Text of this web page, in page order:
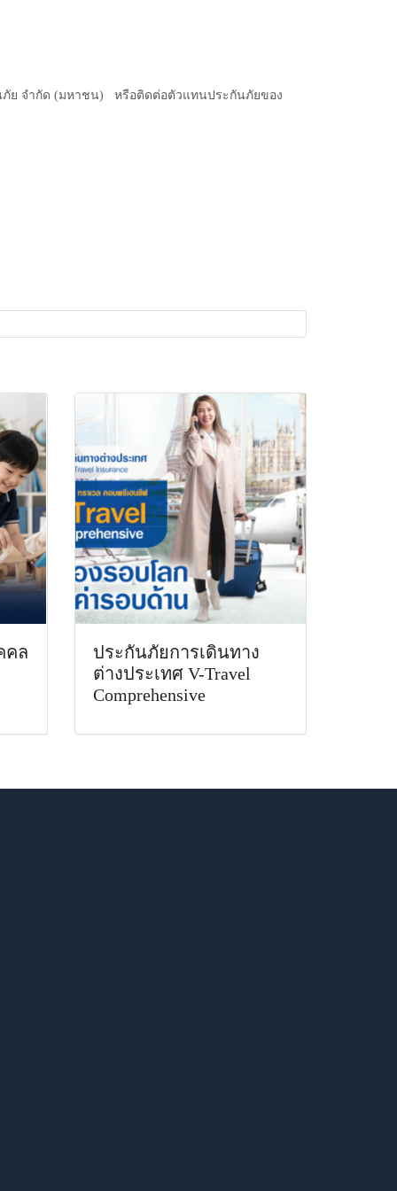
ภัย จำกัด (มหาชน) หรือติดต่อตัวแทนประกันภัยของ
คล
ประกันภัยการเดินทาง
ต่างประเทศ V-Travel
Comprehensive